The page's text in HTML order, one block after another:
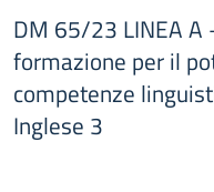
DM 65/23 LINEA A
formazione per il
competenze
Inglese 3